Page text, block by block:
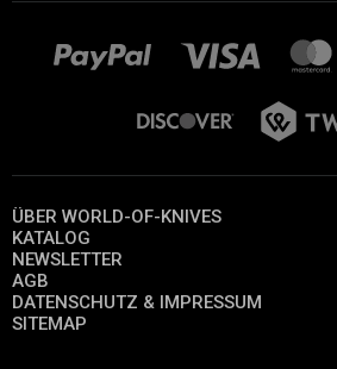
ÜBER WORLD-OF-KNIVES
KATALOG
NEWSLETTER
AGB
DATENSCHUTZ & IMPRESSUM
SITEMAP